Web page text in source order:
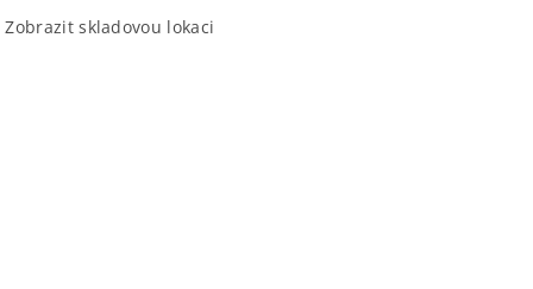
Zobrazit skladovou lokaci